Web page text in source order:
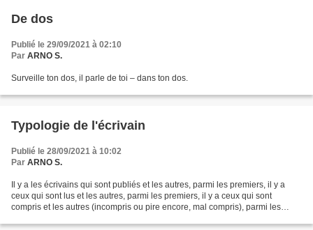
De dos
Publié le 29/09/2021 à 02:10
Par ARNO S.
Surveille ton dos, il parle de toi – dans ton dos.
Typologie de l'écrivain
Publié le 28/09/2021 à 10:02
Par ARNO S.
Il y a les écrivains qui sont publiés et les autres, parmi les premiers, il y a
ceux qui sont lus et les autres, parmi les premiers, il y a ceux qui sont
compris et les autres (incompris ou pire encore, mal compris), parmi les